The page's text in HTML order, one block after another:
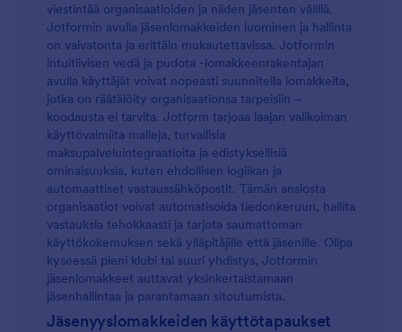
viestintää organisaatioiden ja niiden jäsenten välillä.
Jotformin avulla jäsenlomakkeiden luominen ja hallinta
on vaivatonta ja erittäin mukautettavissa. Jotformin
intuitiivisen vedä ja pudota -lomakkeenrakentajan
avulla käyttäjät voivat nopeasti suunnitella lomakkeita,
jotka on räätälöity organisaationsa tarpeisiin –
koodausta ei tarvita. Jotform tarjoaa laajan valikoiman
käyttövalmiita malleja, turvallisia
maksupalveluintegraatioita ja edistyksellisiä
ominaisuuksia, kuten ehdollisen logiikan ja
automaattiset vastaussähköpostit. Tämän ansiosta
organisaatiot voivat automatisoida tiedonkeruun, hallita
vastauksia tehokkaasti ja tarjota saumattoman
käyttökokemuksen sekä ylläpitäjille että jäsenille. Olipa
kyseessä pieni klubi tai suuri yhdistys, Jotformin
jäsenlomakkeet auttavat yksinkertaistamaan
jäsenhallintaa ja parantamaan sitoutumista.
Jäsenyyslomakkeiden käyttötapaukset